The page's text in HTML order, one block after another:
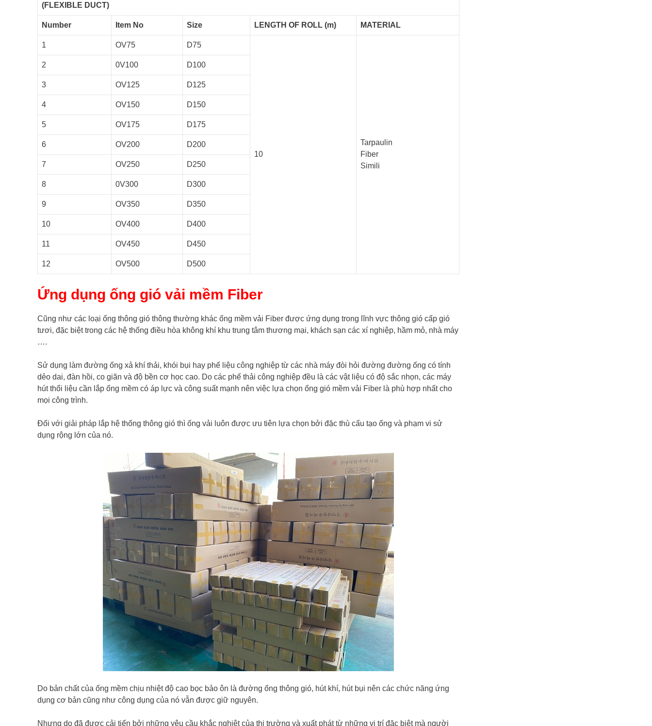
(FLEXIBLE DUCT)
Number Item No Size LENGTH OF ROLL (m) MATERIAL
1 OV75 D75
10
Tarpaulin
Fiber
Simili
2 0V100 D100
3 OV125 D125
4 OV150 D150
5 OV175 D175
6 OV200 D200
7 OV250 D250
8 0V300 D300
9 OV350 D350
10 OV400 D400
11 OV450 D450
12 OV500 D500
Ứng dụng ống gió vải mềm Fiber
Cũng như các loại ống thông gió thông thường khác ống mềm vải Fiber được ứng dụng trong lĩnh vực thông gió cấp gió
tươi, đặc biệt trong các hệ thống điều hòa không khí khu trung tâm thương mại, khách sạn các xí nghiệp, hầm mỏ, nhà máy
….
Sử dụng làm đường ống xả khí thải, khói bụi hay phế liệu công nghiệp từ các nhà máy đòi hỏi đường đường ống có tính
dẻo dai, đàn hồi, co giãn và độ bền cơ học cao. Do các phế thải công nghiệp đều là các vật liệu có độ sắc nhọn, các máy
hút thổi liệu cần lắp ống mềm có áp lực và công suất mạnh nên việc lựa chọn ống gió mềm vải Fiber là phù hợp nhất cho
mọi công trình.
Đối với giải pháp lắp hệ thống thông gió thì ống vải luôn được ưu tiên lựa chọn bởi đặc thù cấu tạo ống và phạm vi sử
dụng rộng lớn của nó.
Do bản chất của ống mềm chịu nhiệt độ cao bọc bảo ôn là đường ống thông gió, hút khí, hút bụi nên các chức năng ứng
dụng cơ bản cũng như công dụng của nó vẫn được giữ nguyên.
Nhưng do đã được cải tiến bởi những yêu cầu khắc nghiệt của thị trường và xuất phát từ những vị trí đặc biệt mà người